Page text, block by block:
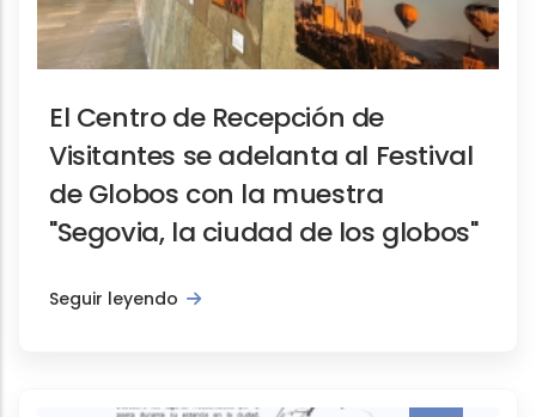
El Centro de Recepción de
Visitantes se adelanta al Festival
de Globos con la muestra
"Segovia, la ciudad de los globos"
Seguir leyendo